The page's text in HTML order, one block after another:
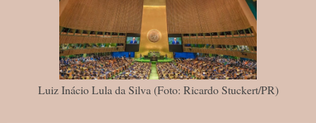
Luiz Inácio Lula da Silva (Foto: Ricardo Stuckert/PR)